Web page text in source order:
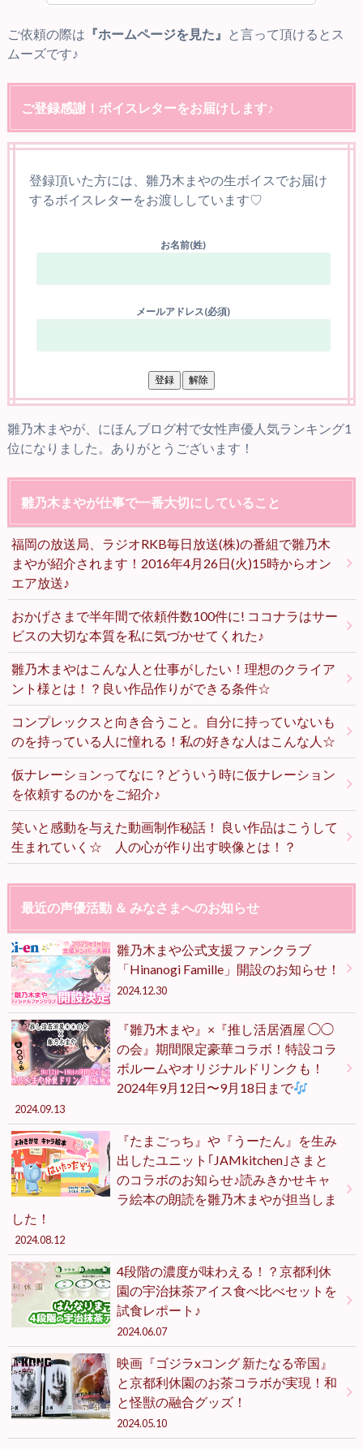
ご依頼の際は 『ホームページを見た』
と言って頂けるとス
ムーズです♪
ご登録感謝！ボイスレターをお届けします♪
登録頂いた方には、雛乃木まやの生ボイスでお届け
するボイスレターをお渡ししています♡
お名前(姓)
メールアドレス(必須)
雛乃木まやが、にほんブログ村で女性声優人気ランキング1
位になりました。ありがとうございます！
雛乃木まやが仕事で一番大切にしていること
福岡の放送局、ラジオRKB毎日放送(株)の番組で雛乃木
まやが紹介されます！2016年4月26日(火)15時からオン
エア放送♪
おかげさまで半年間で依頼件数100件に! ココナラはサー
ビスの大切な本質を私に気づかせてくれた♪
雛乃木まやはこんな人と仕事がしたい！理想のクライア
ント様とは！？良い作品作りができる条件☆
コンプレックスと向き合うこと。自分に持っていないも
のを持っている人に憧れる！私の好きな人はこんな人☆
仮ナレーションってなに？どういう時に仮ナレーション
を依頼するのかをご紹介♪
笑いと感動を与えた動画制作秘話！ 良い作品はこうして
生まれていく☆ 人の心が作り出す映像とは！？
最近の声優活動 ＆ みなさまへのお知らせ
雛乃木まや公式支援ファンクラブ
「Hinanogi Famille」開設のお知らせ！
2024.12.30
『雛乃木まや』×『推し活居酒屋 ◯◯
の会』期間限定豪華コラボ！特設コラ
ボルームやオリジナルドリンクも！
2024年9月12日〜9月18日まで
2024.09.13
『たまごっち』や『うーたん』を生み
出したユニット｢JAMkitchen｣さまと
のコラボのお知らせ♪読みきかせキャ
ラ絵本の朗読を雛乃木まやが担当しま
した！
2024.08.12
4段階の濃度が味わえる！？京都利休
園の宇治抹茶アイス食べ比べセットを
試食レポート♪
2024.06.07
映画『ゴジラxコング 新たなる帝国』
と京都利休園のお茶コラボが実現！和
と怪獣の融合グッズ！
2024.05.10